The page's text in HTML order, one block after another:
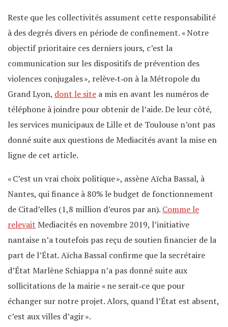
Reste que les collectivités assument cette responsabilité
à des degrés divers en période de confinement. « Notre
objectif prioritaire ces derniers jours, c’est la
communication sur les dispositifs de prévention des
violences conjugales », relève‐t‐on à la Métropole du
Grand Lyon, dont le site a mis en avant les numéros de
téléphone à joindre pour obtenir de l’aide. De leur côté,
les services municipaux de Lille et de Toulouse n’ont pas
donné suite aux questions de Mediacités avant la mise en
ligne de cet article.
« C’est un vrai choix politique », assène Aïcha Bassal, à
Nantes, qui finance à 80% le budget de fonctionnement
de Citad’elles (1,8 million d’euros par an). Comme le
relevait Mediacités en novembre 2019, l’initiative
nantaise n’a toutefois pas reçu de soutien financier de la
part de l’État. Aïcha Bassal confirme que la secrétaire
d’État Marlène Schiappa n’a pas donné suite aux
sollicitations de la mairie « ne serait‐ce que pour
échanger sur notre projet. Alors, quand l’État est absent,
c’est aux villes d’agir ».